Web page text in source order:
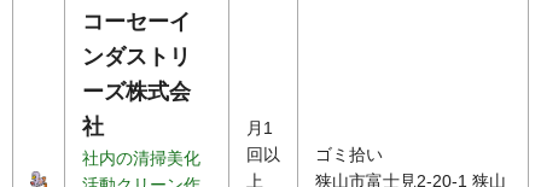
コーセーイ
ンダストリ
ーズ株式会
社
社内の清掃美化
月1
回以
上
ゴミ拾い
狭山市富士見2-20-1 狭山